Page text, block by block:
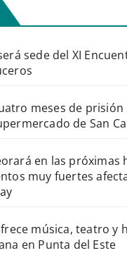
sede del XI
meses de
de San
en las próximas
muy fuertes
música, teatro y
en Punta del Este